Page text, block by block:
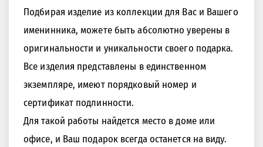
Подбирая изделие из коллекции для Вас и Вашего
именинника, можете быть абсолютно уверены в
оригинальности и уникальности своего подарка.
Все изделия представлены в единственном
экземпляре, имеют порядковый номер и
сертификат подлинности.
Для такой работы найдется место в доме или
офисе, и Ваш подарок всегда останется на виду.